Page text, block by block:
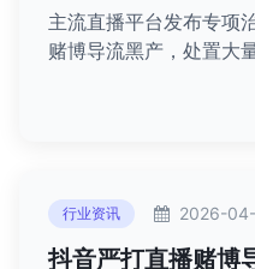
主流直播平台发布专项
赌博导流黑产，处置大
行业资讯 2026-
抖音严打直播赌博